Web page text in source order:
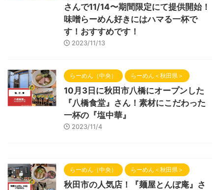
さんで11/14〜期間限定にて提供開始！
味噌らーめん好きにはハマる一杯で
す！おすすめです！
2023/11/13
らーめん（中央） らーめん＜秋田県＞
10月3日に秋田市八橋にオープンした
『八橋食堂』さん！素材にこだわった
一杯の『塩中華』
2023/11/4
らーめん（中央） らーめん＜秋田県＞
秋田市の人気店！『麺屋とんぼ庵』さ